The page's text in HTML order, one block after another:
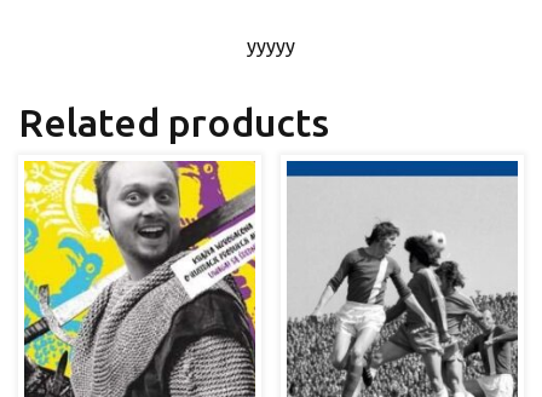
yyyyy
Related products